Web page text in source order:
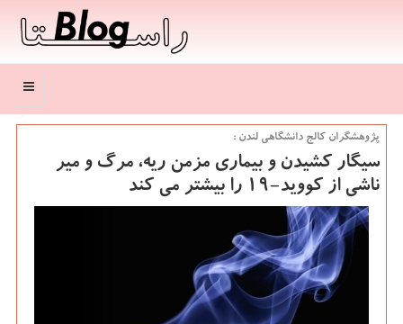
منو
پژوهشگران كالج دانشگاهی لندن :
سیگار كشیدن و بیماری مزمن ریه، مرگ و میر
ناشی از كووید-۱۹ را بیشتر می كند